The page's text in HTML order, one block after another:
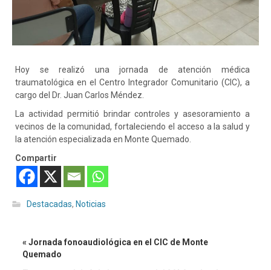
Hoy se realizó una jornada de atención médica
traumatológica en el Centro Integrador Comunitario (CIC), a
cargo del Dr. Juan Carlos Méndez.
La actividad permitió brindar controles y asesoramiento a
vecinos de la comunidad, fortaleciendo el acceso a la salud y
la atención especializada en Monte Quemado.
Compartir
Destacadas, Noticias
« Jornada fonoaudiológica en el CIC de Monte
Quemado